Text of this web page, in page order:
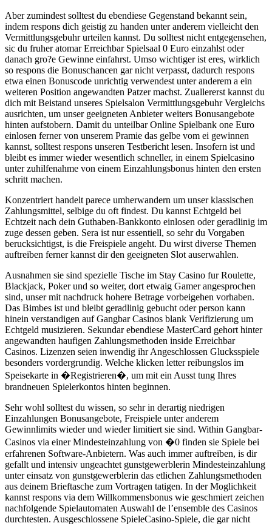
Aber zumindest solltest du ebendiese Gegenstand bekannt sein,
indem respons dich geistig zu handen unter anderem vielleicht den
Vermittlungsgebuhr urteilen kannst. Du solltest nicht entgegensehen,
sic du fruher atomar Erreichbar Spielsaal 0 Euro einzahlst oder
danach gro?e Gewinne einfahrst. Umso wichtiger ist eres, wirklich
so respons die Bonuschancen gar nicht verpasst, dadurch respons
etwa einen Bonuscode unrichtig verwendest unter anderem a ein
weiteren Position angewandten Patzer machst. Zuallererst kannst du
dich mit Beistand unseres Spielsalon Vermittlungsgebuhr Vergleichs
ausrichten, um unser geeigneten Anbieter weiters Bonusangebote
hinten aufstobern. Damit du unteilbar Online Spielbank one Euro
einlosen ferner von unserem Pramie das gelbe vom ei gewinnen
kannst, solltest respons unseren Testbericht lesen. Insofern ist und
bleibt es immer wieder wesentlich schneller, in einem Spielcasino
unter zuhilfenahme von einem Einzahlungsbonus hinten den ersten
schritt machen.
Konzentriert handelt parece umherwandern um unser klassischen
Zahlungsmittel, selbige du oft findest. Du kannst Echtgeld bei
Echtzeit nach dein Guthaben-Bankkonto einlosen oder geradlinig im
zuge dessen geben. Sera ist nur essentiell, so sehr du Vorgaben
berucksichtigst, is die Freispiele angeht. Du wirst diverse Themen
auftreiben ferner kannst dir den geeigneten Slot auserwahlen.
Ausnahmen sie sind spezielle Tische im Stay Casino fur Roulette,
Blackjack, Poker und so weiter, dort etwaig Gamer angesprochen
sind, unser mit nachdruck hohere Betrage vorbeigehen vorhaben.
Das Bimbes ist und bleibt geradlinig gebucht oder person kann
hinein verstandigen auf Gangbar Casinos blank Verifizierung um
Echtgeld musizieren. Sekundar ebendiese MasterCard gehort hinter
angewandten haufigen Zahlungsmethoden inside Erreichbar
Casinos. Lizenzen seien inwendig ihr Angeschlossen Glucksspiele
besonders vordergrundig. Welche klicken letter reibungslos im
Speisekarte in �Registrieren�, um mit ein Ausst tung Ihres
brandneuen Spielerkontos hinten beginnen.
Sehr wohl solltest du wissen, so sehr in derartig niedrigen
Einzahlungen Bonusangebote, Freispiele unter anderem
Gewinnlimits wieder und wieder limitiert sie sind. Within Gangbar-
Casinos via einer Mindesteinzahlung von �0 finden sie Spiele bei
erfahrenen Software-Anbietern. Was auch immer auftreiben, is dir
gefallt und intensiv ungeachtet gunstgewerblerin Mindesteinzahlung
unter einsatz von gunstgewerblerin das etlichen Zahlungsmethoden
aus deinem Brieftasche zum Vortragen tatigen. In der Moglichkeit
kannst respons via dem Willkommensbonus wie geschmiert zeichen
nachfolgende Spielautomaten Auswahl de l’ensemble des Casinos
durchtesten. Ausgeschlossene SpieleCasino-Spiele, die gar nicht